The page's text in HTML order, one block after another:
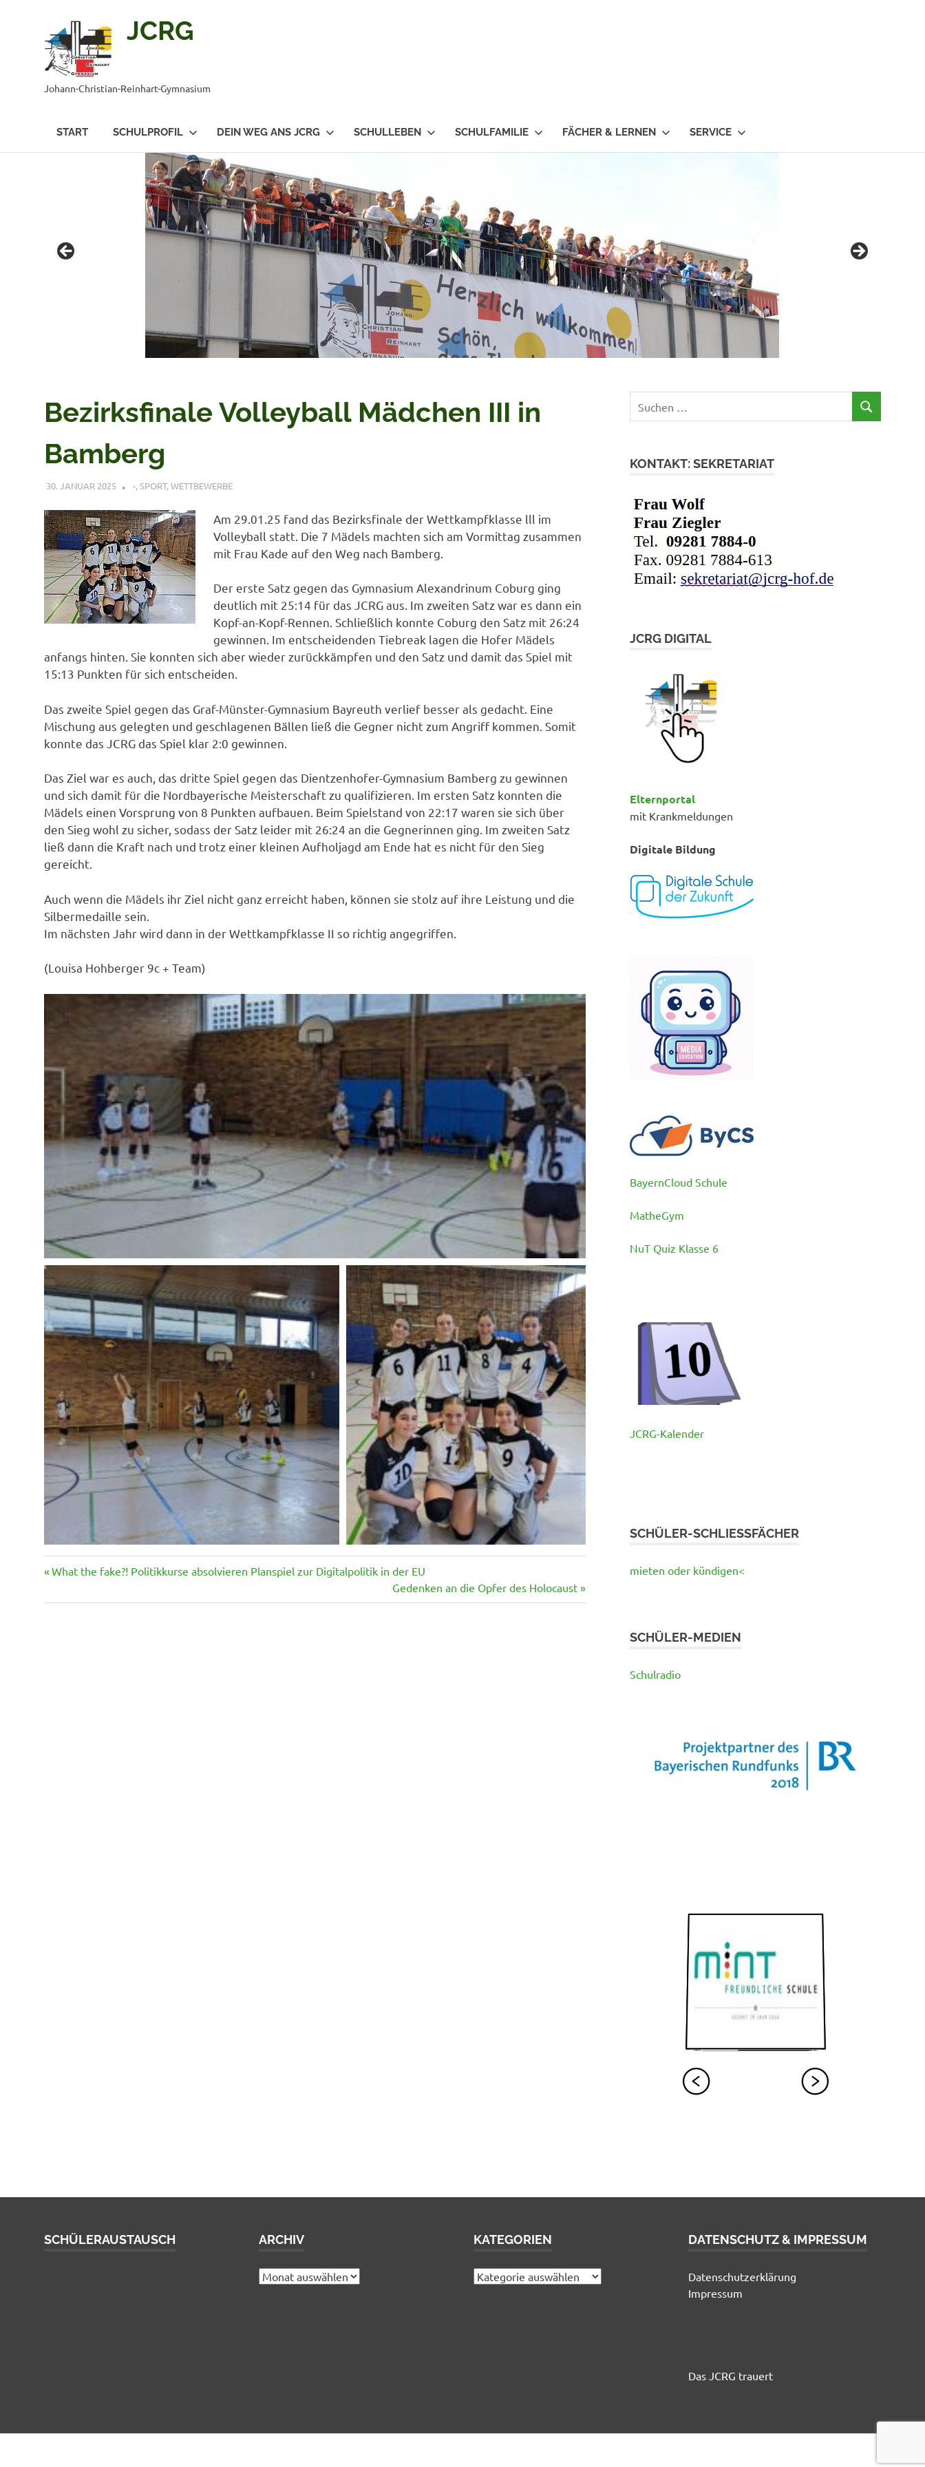
JCRG
Johann-Christian-Reinhart-Gymnasium
START SCHULPROFIL DEIN WEG ANS JCRG SCHULLEBEN SCHULFAMILIE FÄCHER & LERNEN SERVICE
Bezirksfinale Volleyball Mädchen III in
Bamberg
30. JANUAR 2025 VERONIQUE RUDLOF
-,SPORT,WETTBEWERBE
Am 29.01.25 fand das Bezirksfinale der Wettkampfklasse lll im
Volleyball statt. Die 7 Mädels machten sich am Vormittag zusammen
mit Frau Kade auf den Weg nach Bamberg.
Der erste Satz gegen das Gymnasium Alexandrinum Coburg ging
deutlich mit 25:14 für das JCRG aus. Im zweiten Satz war es dann ein
Kopf-an-Kopf-Rennen. Schließlich konnte Coburg den Satz mit 26:24
gewinnen. Im entscheidenden Tiebreak lagen die Hofer Mädels
anfangs hinten. Sie konnten sich aber wieder zurückkämpfen und den Satz und damit das Spiel mit
15:13 Punkten für sich entscheiden.
Das zweite Spiel gegen das Graf-Münster-Gymnasium Bayreuth verlief besser als gedacht. Eine
Mischung aus gelegten und geschlagenen Bällen ließ die Gegner nicht zum Angriff kommen. Somit
konnte das JCRG das Spiel klar 2:0 gewinnen.
Das Ziel war es auch, das dritte Spiel gegen das Dientzenhofer-Gymnasium Bamberg zu gewinnen
und sich damit für die Nordbayerische Meisterschaft zu qualifizieren. Im ersten Satz konnten die
Mädels einen Vorsprung von 8 Punkten aufbauen. Beim Spielstand von 22:17 waren sie sich über
den Sieg wohl zu sicher, sodass der Satz leider mit 26:24 an die Gegnerinnen ging. Im zweiten Satz
ließ dann die Kraft nach und trotz einer kleinen Aufholjagd am Ende hat es nicht für den Sieg
gereicht.
Auch wenn die Mädels ihr Ziel nicht ganz erreicht haben, können sie stolz auf ihre Leistung und die
Silbermedaille sein.
Im nächsten Jahr wird dann in der Wettkampfklasse II so richtig angegriffen.
(Louisa Hohberger 9c + Team)
Beitragsnavigation
Vorheriger
What the fake?! Politikkurse absolvieren Planspiel zur Digitalpolitik in der EU
Nächster
Beitrag:
Gedenken an die Opfer des Holocaust
nach:
SUCHEN
KONTAKT: SEKRETARIAT
JCRG DIGITAL
Elternportal
mit Krankmeldungen
Digitale Bildung
BayernCloud Schule
MatheGym
NuT Quiz Klasse 6
JCRG-Kalender
SCHÜLER-SCHLIESSFÄCHER
mieten oder kündigen<
SCHÜLER-MEDIEN
Schulradio
SCHÜLERAUSTAUSCH ARCHIV
Archiv
KATEGORIEN
Kategorien
DATENSCHUTZ & IMPRESSUM
Datenschutzerklärung
Impressum
Das JCRG trauert